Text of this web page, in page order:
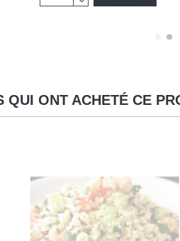
QUI ONT ACHETÉ CE